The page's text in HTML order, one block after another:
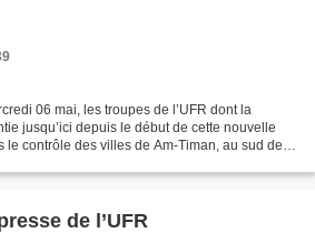
06 mai, les troupes de l’UFR dont la
jusqu’ici depuis le début de cette nouvelle
le contrôle des villes de Am-Timan, au sud de
de l’UFR